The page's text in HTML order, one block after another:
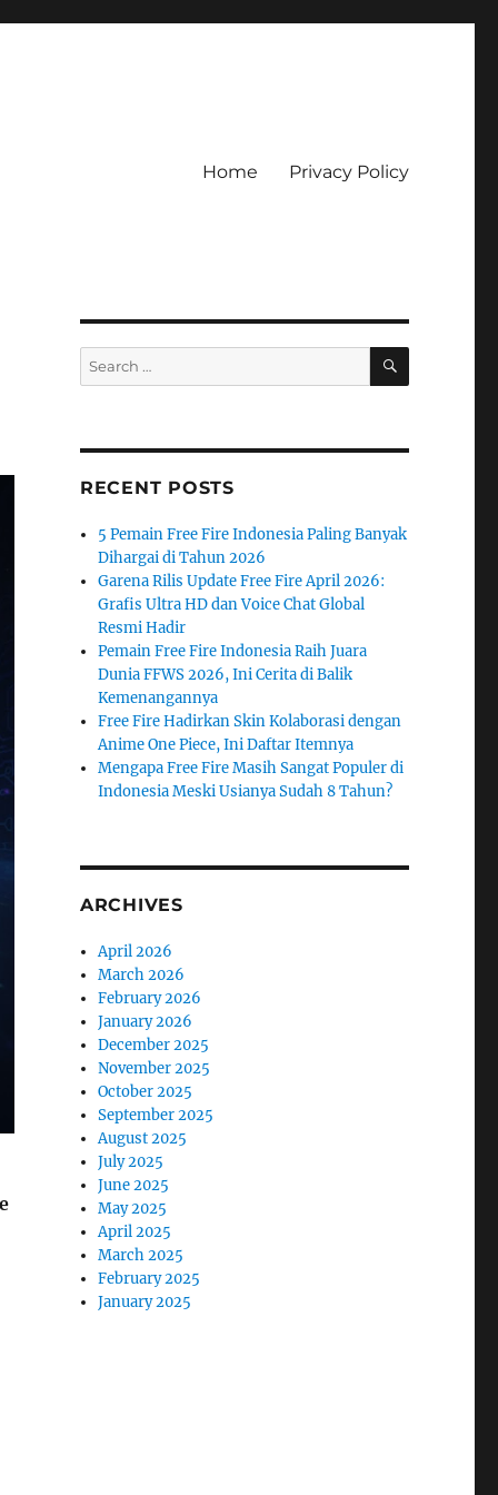
Home Privacy Policy
Search
for:
SEARCH
RECENT POSTS
5 Pemain Free Fire Indonesia Paling Banyak
Dihargai di Tahun 2026
Garena Rilis Update Free Fire April 2026:
Grafis Ultra HD dan Voice Chat Global
Resmi Hadir
Pemain Free Fire Indonesia Raih Juara
Dunia FFWS 2026, Ini Cerita di Balik
Kemenangannya
Free Fire Hadirkan Skin Kolaborasi dengan
Anime One Piece, Ini Daftar Itemnya
Mengapa Free Fire Masih Sangat Populer di
Indonesia Meski Usianya Sudah 8 Tahun?
ARCHIVES
April 2026
March 2026
February 2026
January 2026
December 2025
November 2025
October 2025
September 2025
August 2025
July 2025
June 2025
May 2025
April 2025
March 2025
February 2025
January 2025